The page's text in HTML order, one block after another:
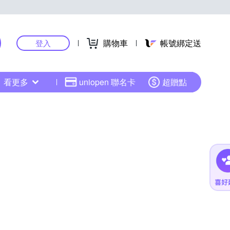
登入 購物車 帳號綁定送
看更多 uniopen 聯名卡 超贈點